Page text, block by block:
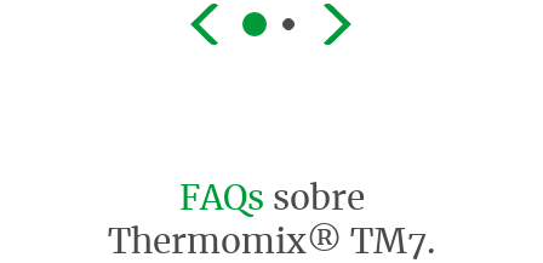
FAQs sobre
Thermomix® TM7.